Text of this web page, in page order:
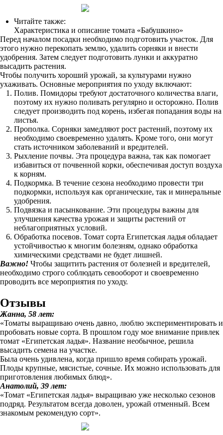
Читайте также:
Характеристика и описание томата «Бабушкино»
Перед началом посадки необходимо подготовить участок. Для
этого нужно перекопать землю, удалить сорняки и внести
удобрения. Затем следует подготовить лунки и аккуратно
высадить растения.
Чтобы получить хороший урожай, за культурами нужно
ухаживать. Основные мероприятия по уходу включают:
Полив. Помидоры требуют достаточного количества влаги,
поэтому их нужно поливать регулярно и осторожно. Полив
следует производить под корень, избегая попадания воды на
листья.
Прополка. Сорняки замедляют рост растений, поэтому их
необходимо своевременно удалять. Кроме того, они могут
стать источником заболеваний и вредителей.
Рыхление почвы. Эта процедура важна, так как помогает
избавиться от почвенной корки, обеспечивая доступ воздуха
к корням.
Подкормка. В течение сезона необходимо провести три
подкормки, используя как органические, так и минеральные
удобрения.
Подвязка и пасынкование. Эти процедуры важны для
улучшения качества урожая и защиты растений от
неблагоприятных условий.
Обработка посевов. Томат сорта Египетская ладья обладает
устойчивостью к многим болезням, однако обработка
химическими средствами не будет лишней.
Важно! Чтобы защитить растения от болезней и вредителей,
необходимо строго соблюдать севооборот и своевременно
проводить все мероприятия по уходу.
Отзывы
Жанна, 58 лет:
«Томаты выращиваю очень давно, люблю экспериментировать и
пробовать новые сорта. В прошлом году мое внимание привлек
томат «Египетская ладья». Название необычное, решила
высадить семена на участке.
Была очень удивлена, когда пришло время собирать урожай.
Плоды крупные, мясистые, сочные. Их можно использовать для
приготовления любимых блюд».
Анатолий, 39 лет:
«Томат «Египетская ладья» выращиваю уже несколько сезонов
подряд. Результатом всегда доволен, урожай отменный. Всем
знакомым рекомендую сорт».